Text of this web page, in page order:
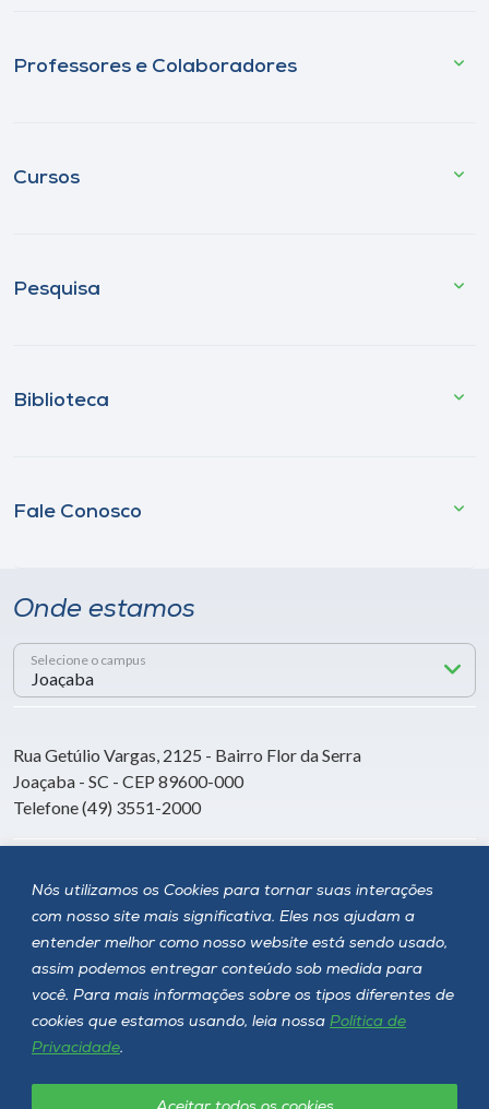
Nós utilizamos os Cookies para tornar suas interações
com nosso site mais significativa. Eles nos ajudam a
entender melhor como nosso website está sendo usado,
assim podemos entregar conteúdo sob medida para
você. Para mais informações sobre os tipos diferentes de
cookies que estamos usando, leia nossa Política de
Privacidade.
Professores e Colaboradores
Cursos
Pesquisa
Biblioteca
Fale Conosco
Onde estamos
Selecione o campus
Rua Getúlio Vargas, 2125 - Bairro Flor da Serra
Joaçaba - SC - CEP 89600-000
Telefone (49) 3551-2000
Siga a Unoesc